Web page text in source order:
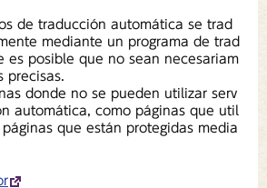
de traducción automática se trad
mediante un programa de trad
es posible que no sean necesariam
precisas.
donde no se pueden utilizar serv
automática, como páginas que util
que están protegidas media